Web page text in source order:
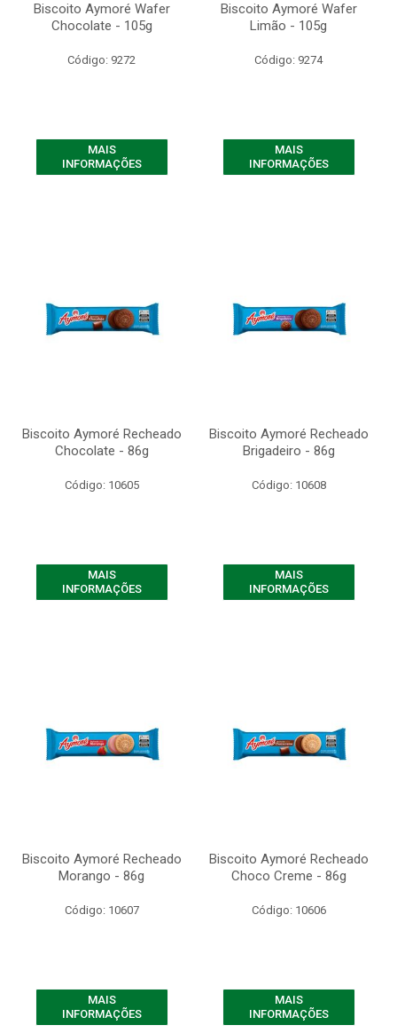
Biscoito Aymoré Wafer
Chocolate - 105g
Código: 9272
MAIS
INFORMAÇÕES
Biscoito Aymoré Wafer
Limão - 105g
Código: 9274
MAIS
INFORMAÇÕES
Biscoito Aymoré Recheado
Chocolate - 86g
Código: 10605
MAIS
INFORMAÇÕES
Biscoito Aymoré Recheado
Brigadeiro - 86g
Código: 10608
MAIS
INFORMAÇÕES
Biscoito Aymoré Recheado
Morango - 86g
Código: 10607
MAIS
INFORMAÇÕES
Biscoito Aymoré Recheado
Choco Creme - 86g
Código: 10606
MAIS
INFORMAÇÕES